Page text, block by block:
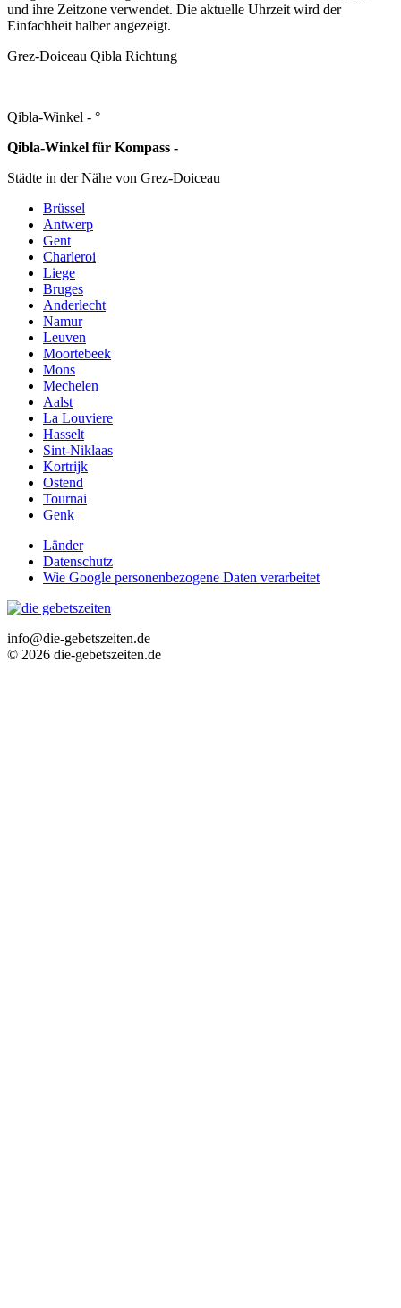
und ihre Zeitzone verwendet. Die aktuelle Uhrzeit wird der
Einfachheit halber angezeigt.
Grez-Doiceau Qibla Richtung
Qibla-Winkel - °
Qibla-Winkel für Kompass -
Städte in der Nähe von Grez-Doiceau
Brüssel
Antwerp
Gent
Charleroi
Liege
Bruges
Anderlecht
Namur
Leuven
Moortebeek
Mons
Mechelen
Aalst
La Louviere
Hasselt
Sint-Niklaas
Kortrijk
Ostend
Tournai
Genk
Länder
Datenschutz
Wie Google personenbezogene Daten verarbeitet
info@die-gebetszeiten.de
© 2026 die-gebetszeiten.de